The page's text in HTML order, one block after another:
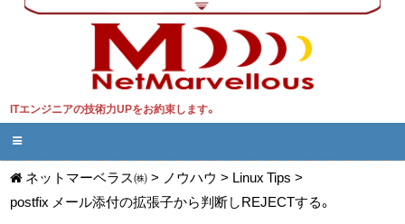
ITエンジニアの技術力UPをお約束します。
ネットマーベラス㈱> ノウハウ > Linux Tips >
postfix メール添付の拡張子から判断しREJECTする。